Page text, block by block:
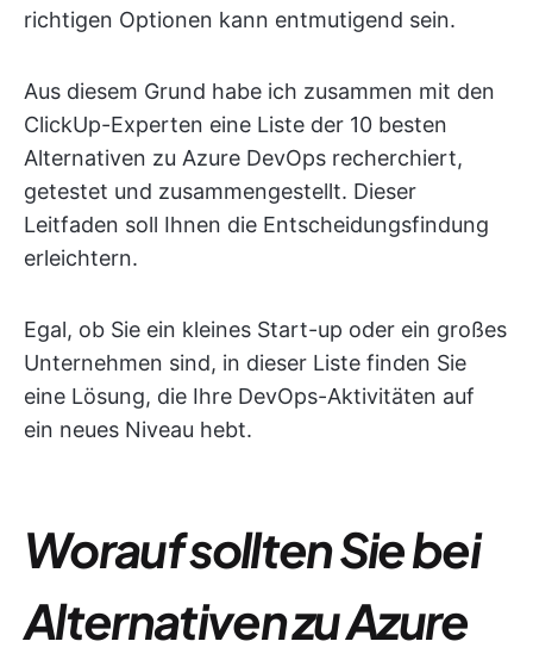
richtigen Optionen kann entmutigend sein.
Aus diesem Grund habe ich zusammen mit den
ClickUp-Experten eine Liste der 10 besten
Alternativen zu Azure DevOps recherchiert,
getestet und zusammengestellt. Dieser
Leitfaden soll Ihnen die Entscheidungsfindung
erleichtern.
Egal, ob Sie ein kleines Start-up oder ein großes
Unternehmen sind, in dieser Liste finden Sie
eine Lösung, die Ihre DevOps-Aktivitäten auf
ein neues Niveau hebt.
Worauf sollten Sie bei
Alternativen zu Azure